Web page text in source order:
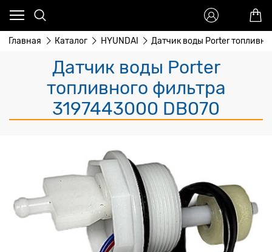
Главная Каталог HYUNDAI Датчик воды Porter
Датчик воды Porter
топливного фильтра
3197443000 DB070